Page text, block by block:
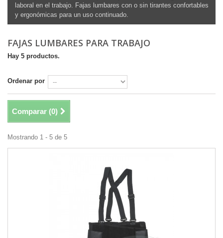
laboral en el trabajo. Fajas lumbares con o sin tirantes confortables
y ergonómicas para un uso continuado.
FAJAS LUMBARES PARA TRABAJO
Hay 5 productos.
Ordenar por
Comparar (0)
Mostrando 1 - 5 de 5